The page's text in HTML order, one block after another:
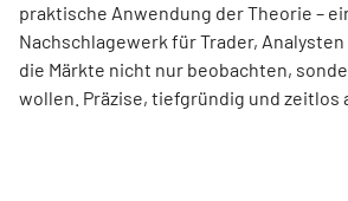
praktische Anwendung der Theorie –
Nachschlagewerk für Trader,
die Märkte nicht nur beobachten,
wollen. Präzise, tiefgründig und zeitlos